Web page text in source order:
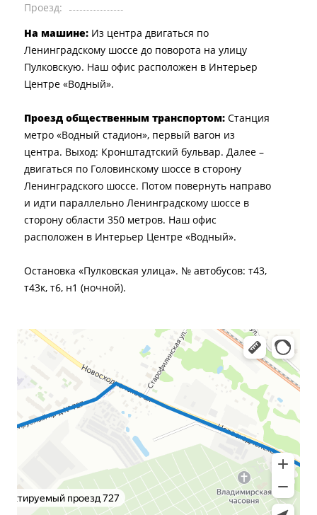
Проезд:
На машине: Из центра двигаться по
Ленинградскому шоссе до поворота на улицу
Пулковскую. Наш офис расположен в Интерьер
Центре «Водный».
Проезд общественным транспортом: Станция
метро «Водный стадион», первый вагон из
центра. Выход: Кронштадтский бульвар. Далее –
двигаться по Головинскому шоссе в сторону
Ленинградского шоссе. Потом повернуть направо
и идти параллельно Ленинградскому шоссе в
сторону области 350 метров. Наш офис
расположен в Интерьер Центре «Водный».
Остановка «Пулковская улица». № автобусов: т43,
т43к, т6, н1 (ночной).